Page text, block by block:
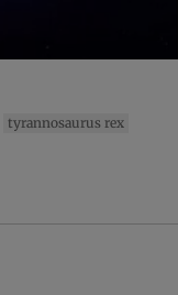
tyrannosaurus rex